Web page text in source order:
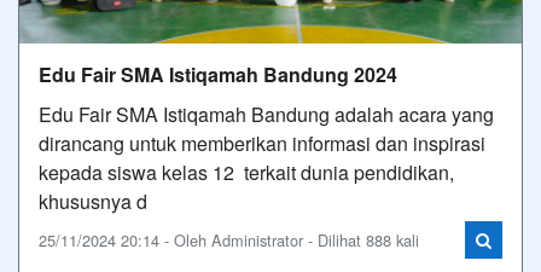
Edu Fair SMA Istiqamah Bandung 2024
Edu Fair SMA Istiqamah Bandung adalah acara yang
dirancang untuk memberikan informasi dan inspirasi
kepada siswa kelas 12 terkait dunia pendidikan,
khususnya d
25/11/2024 20:14 - Oleh Administrator - Dilihat 888 kali